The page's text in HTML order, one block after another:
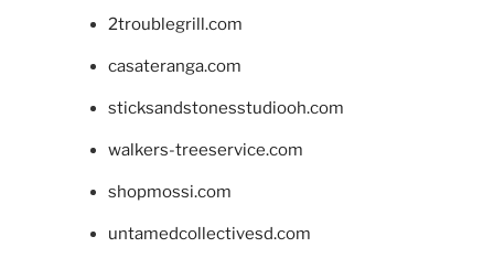
2troublegrill.com
casateranga.com
sticksandstonesstudiooh.com
walkers-treeservice.com
shopmossi.com
untamedcollectivesd.com